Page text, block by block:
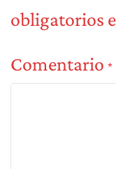
obligatorios
Comentario *